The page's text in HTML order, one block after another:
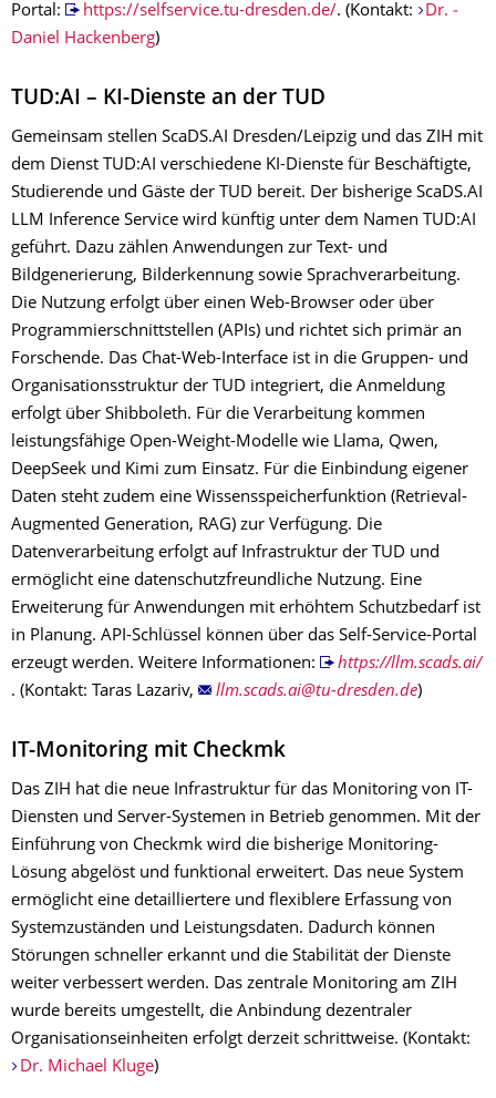
Portal:
https://selfservice.tu-dresden.de/. (Kontakt: ­
Dr. ­
Daniel Hackenberg)
TUD:AI – KI-Dienste an der TUD
Gemeinsam stellen ScaDS.AI Dresden/Leipzig und das ZIH mit
dem Dienst TUD:AI verschiedene KI-Dienste für Beschäftigte,
Studierende und Gäste der TUD bereit. Der bisherige ScaDS.AI
LLM Inference Service wird künftig unter dem Namen TUD:AI
geführt. Dazu zählen Anwendungen zur Text- und
Bildgenerierung, Bilderkennung sowie Sprachverarbeitung.
Die Nutzung erfolgt über einen Web-Browser oder über
Programmierschnittstellen (APIs) und richtet sich primär an
Forschende. Das Chat-Web-Interface ist in die Gruppen- und
Organisationsstruktur der TUD integriert, die Anmeldung
erfolgt über Shibboleth. Für die Verarbeitung kommen
leistungsfähige Open-Weight-Modelle wie Llama, Qwen,
DeepSeek und Kimi zum Einsatz. Für die Einbindung eigener
Daten steht zudem eine Wissensspeicherfunktion (Retrieval-
Augmented Generation, RAG) zur Verfügung. Die
Datenverarbeitung erfolgt auf Infrastruktur der TUD und
ermöglicht eine datenschutzfreundliche Nutzung. Eine
Erweiterung für Anwendungen mit erhöhtem Schutzbedarf ist
in Planung. API-Schlüssel können über das Self-Service-Portal
erzeugt werden. Weitere Informationen:
https://llm.scads.ai/
. (Kontakt: Taras Lazariv,
)
IT-Monitoring mit Checkmk
Das ZIH hat die neue Infrastruktur für das Monitoring von IT-
Diensten und Server-Systemen in Betrieb genommen. Mit der
Einführung von Checkmk wird die bisherige Monitoring-
Lösung abgelöst und funktional erweitert. Das neue System
ermöglicht eine detailliertere und flexiblere Erfassung von
Systemzuständen und Leistungsdaten. Dadurch können
Störungen schneller erkannt und die Stabilität der Dienste
weiter verbessert werden. Das zentrale Monitoring am ZIH
wurde bereits umgestellt, die Anbindung dezentraler
Organisationseinheiten erfolgt derzeit schrittweise. (Kontakt:
Dr. Michael Kluge)